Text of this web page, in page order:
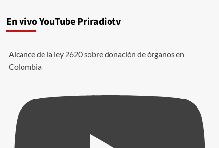
En vivo YouTube Priradiotv
Alcance de la ley 2620 sobre donación de órganos en
Colombia